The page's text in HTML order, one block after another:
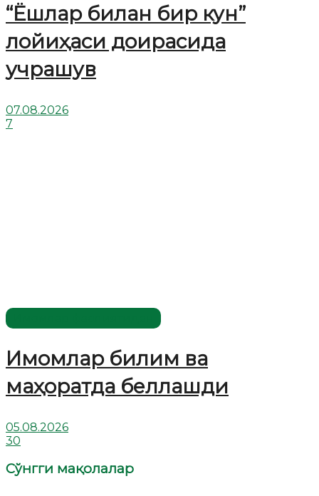
“Ёшлар билан бир кун”
лойиҳаси доирасида
учрашув
07.08.2026
7
Имомлар билим ва
маҳоратда беллашди
05.08.2026
30
Сўнгги мақолалар